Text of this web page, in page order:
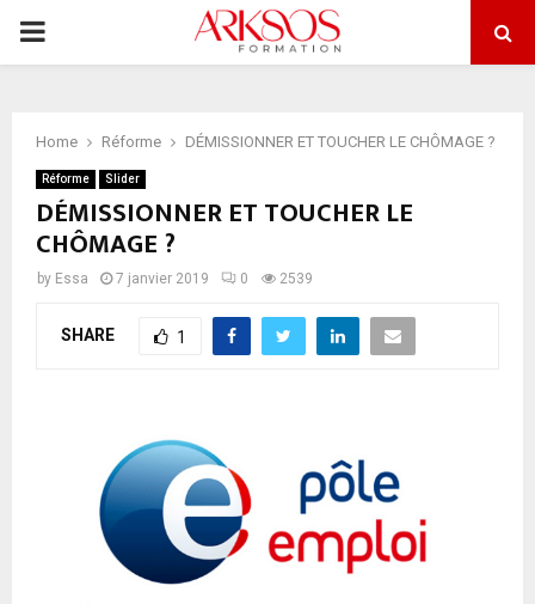
PRIMARY
Home Réforme DÉMISSIONNER ET TOUCHER LE CHÔMAGE ?
Réforme Slider
DÉMISSIONNER ET TOUCHER LE
CHÔMAGE ?
by Essa 7 janvier 2019 0 2539
SHARE 1